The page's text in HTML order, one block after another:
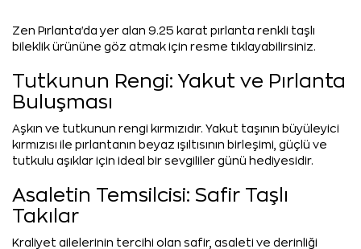
Zen Pırlanta'da yer alan 9.25 karat pırlanta renkli taşlı
bileklik ürününe göz atmak için resme tıklayabilirsiniz.
Tutkunun Rengi: Yakut ve Pırlanta
Buluşması
Aşkın ve tutkunun rengi kırmızıdır. Yakut taşının büyüleyici
kırmızısı ile pırlantanın beyaz ışıltısının birleşimi, güçlü ve
tutkulu aşıklar için ideal bir sevgililer günü hediyesidir.
Asaletin Temsilcisi: Safir Taşlı
Takılar
Kraliyet ailelerinin tercihi olan safir, asaleti ve derinliği